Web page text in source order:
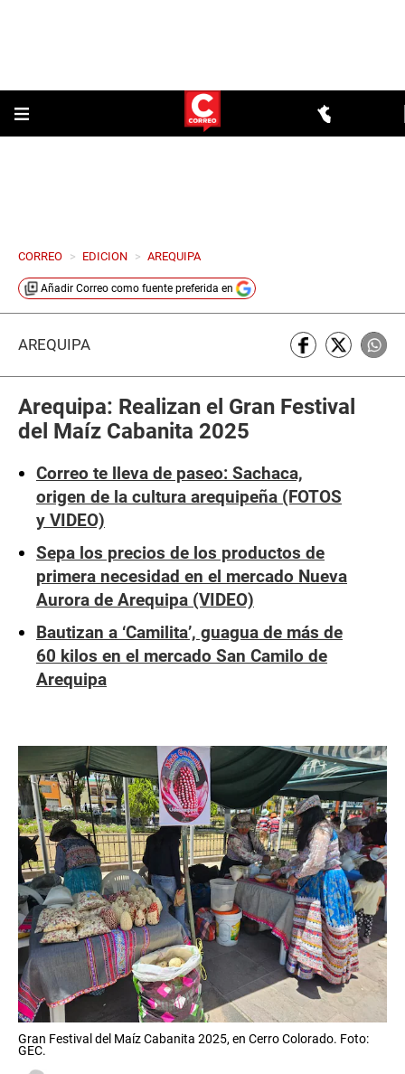
CORREO > EDICION > AREQUIPA
Añadir Correo como fuente preferida en
AREQUIPA
Arequipa: Realizan el Gran Festival
del Maíz Cabanita 2025
Correo te lleva de paseo: Sachaca,
origen de la cultura arequipeña (FOTOS
y VIDEO)
Sepa los precios de los productos de
primera necesidad en el mercado Nueva
Aurora de Arequipa (VIDEO)
Bautizan a ‘Camilita’, guagua de más de
60 kilos en el mercado San Camilo de
Arequipa
Gran Festival del Maíz Cabanita 2025, en Cerro Colorado. Foto:
GEC.